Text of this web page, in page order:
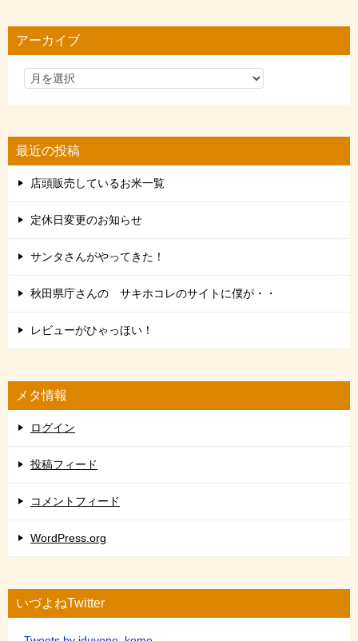
リ
アーカイブ
最近の投稿
店頭販売しているお米一覧
定休日変更のお知らせ
サンタさんがやってきた！
秋田県庁さんの サキホコレのサイトに僕が・・
レビューがひゃっほい！
メタ情報
ログイン
投稿フィード
コメントフィード
WordPress.org
いづよねTwitter